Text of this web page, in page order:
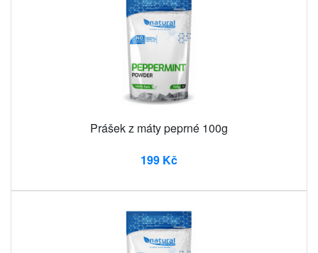
Prášek z máty peprné 100g
199 Kč